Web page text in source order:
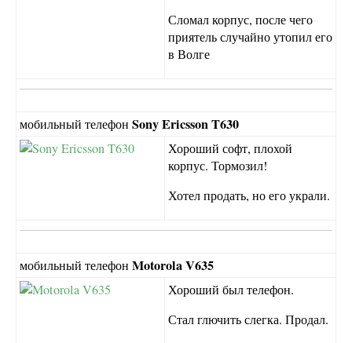
Сломал корпус, после чего
приятель случайно утопил его
в Волге
мобильный телефон Sony Ericsson T630
Хороший софт, плохой
корпус. Тормозил!
Хотел продать, но его украли.
мобильный телефон Motorola V635
Хороший был телефон.
Стал глючить слегка. Продал.